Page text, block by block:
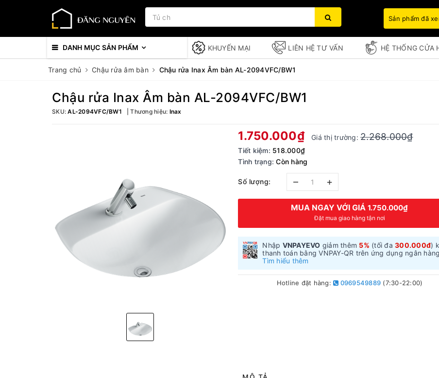
Sản phẩm đã
DANH MỤC SẢN PHẨM KHUYẾN MẠI LIÊN HỆ TƯ VẤN HỆ THỐNG CỬA
Trang chủ Chậu rửa âm bàn Chậu rửa Inax Âm bàn AL-2094VFC/BW1
Chậu rửa Inax Âm bàn AL-2094VFC/BW1
SKU:AL-2094VFC/BW1 Thương hiệu: Inax
1.750.000₫ Giá thị trường:2.268.000₫
Tiết kiệm: 518.000₫
Tình trạng: Còn hàng
Số lượng: – +
MUA NGAY VỚI GIÁ1.750.000₫
Đặt mua giao hàng tận nơi
Nhập VNPAYEVO giảm thêm 5% (tối đa300.000đ)
thanh toán bằng VNPAY-QR trên ứng dụng ngân
Tìm hiểu thêm
Hotline đặt hàng: 0969549889 (7:30-22:00)